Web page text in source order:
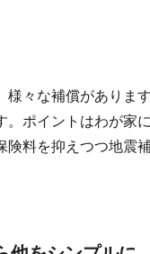
々な補償がありま
ポイントはわが家
料を抑えつつ地震